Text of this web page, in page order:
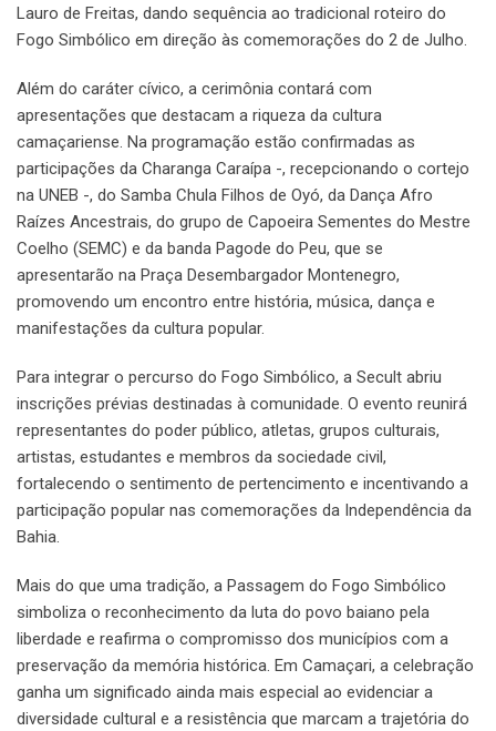
Lauro de Freitas, dando sequência ao tradicional roteiro do
Fogo Simbólico em direção às comemorações do 2 de Julho.
Além do caráter cívico, a cerimônia contará com
apresentações que destacam a riqueza da cultura
camaçariense. Na programação estão confirmadas as
participações da Charanga Caraípa -, recepcionando o cortejo
na UNEB -, do Samba Chula Filhos de Oyó, da Dança Afro
Raízes Ancestrais, do grupo de Capoeira Sementes do Mestre
Coelho (SEMC) e da banda Pagode do Peu, que se
apresentarão na Praça Desembargador Montenegro,
promovendo um encontro entre história, música, dança e
manifestações da cultura popular.
Para integrar o percurso do Fogo Simbólico, a Secult abriu
inscrições prévias destinadas à comunidade. O evento reunirá
representantes do poder público, atletas, grupos culturais,
artistas, estudantes e membros da sociedade civil,
fortalecendo o sentimento de pertencimento e incentivando a
participação popular nas comemorações da Independência da
Bahia.
Mais do que uma tradição, a Passagem do Fogo Simbólico
simboliza o reconhecimento da luta do povo baiano pela
liberdade e reafirma o compromisso dos municípios com a
preservação da memória histórica. Em Camaçari, a celebração
ganha um significado ainda mais especial ao evidenciar a
diversidade cultural e a resistência que marcam a trajetória do